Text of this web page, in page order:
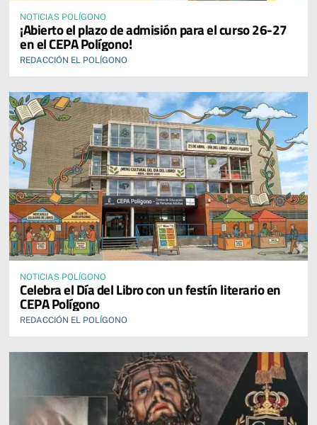
NOTICIAS POLÍGONO
¡Abierto el plazo de admisión para el curso 26-27
en el CEPA Polígono!
REDACCIÓN EL POLÍGONO
NOTICIAS POLÍGONO
Celebra el Día del Libro con un festín literario en
CEPA Polígono
REDACCIÓN EL POLÍGONO